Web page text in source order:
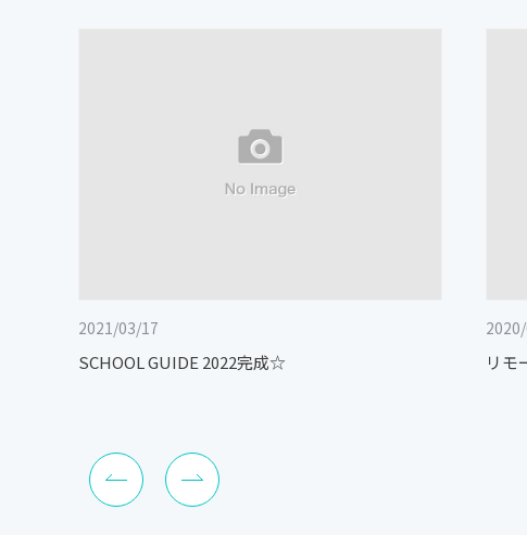
2021/03/17
SCHOOL GUIDE 2022完成☆ リモ